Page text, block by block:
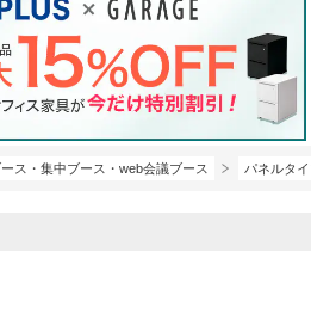
ス・集中ブース・web会議ブース パネルタ